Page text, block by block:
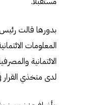
بدورها قالت
المعلومات
الائتمانية
لدى متخذي القرار